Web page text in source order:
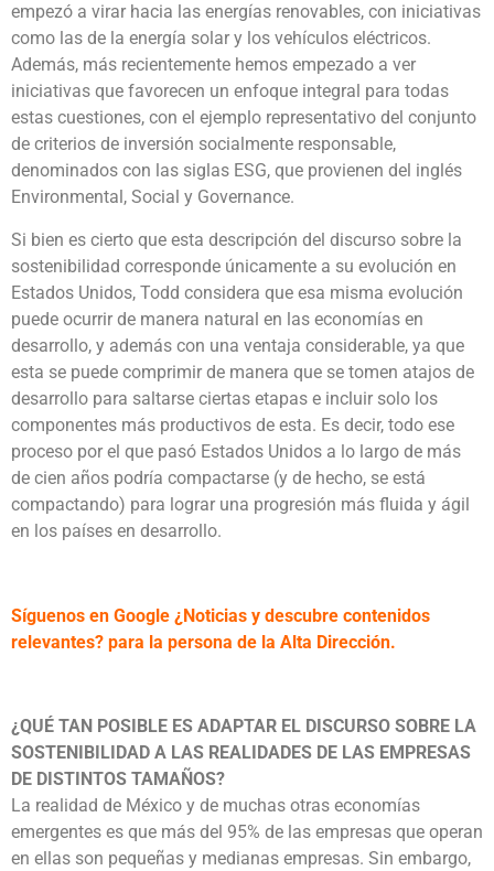
empezó a virar hacia las energías renovables, con iniciativas
como las de la energía solar y los vehículos eléctricos.
Además, más recientemente hemos empezado a ver
iniciativas que favorecen un enfoque integral para todas
estas cuestiones, con el ejemplo representativo del conjunto
de criterios de inversión socialmente responsable,
denominados con las siglas ESG, que provienen del inglés
Environmental, Social y Governance.
Si bien es cierto que esta descripción del discurso sobre la
sostenibilidad corresponde únicamente a su evolución en
Estados Unidos, Todd considera que esa misma evolución
puede ocurrir de manera natural en las economías en
desarrollo, y además con una ventaja considerable, ya que
esta se puede comprimir de manera que se tomen atajos de
desarrollo para saltarse ciertas etapas e incluir solo los
componentes más productivos de esta. Es decir, todo ese
proceso por el que pasó Estados Unidos a lo largo de más
de cien años podría compactarse (y de hecho, se está
compactando) para lograr una progresión más fluida y ágil
en los países en desarrollo.
Síguenos en Google ¿Noticias y descubre contenidos
relevantes? para la persona de la Alta Dirección.
¿QUÉ TAN POSIBLE ES ADAPTAR EL DISCURSO SOBRE LA
SOSTENIBILIDAD A LAS REALIDADES DE LAS EMPRESAS
DE DISTINTOS TAMAÑOS?
La realidad de México y de muchas otras economías
emergentes es que más del 95% de las empresas que operan
en ellas son pequeñas y medianas empresas. Sin embargo,